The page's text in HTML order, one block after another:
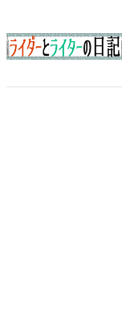
容
を